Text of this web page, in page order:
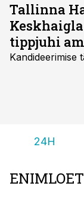
Tallinna
tippjuhi
Kandideerimise
24H